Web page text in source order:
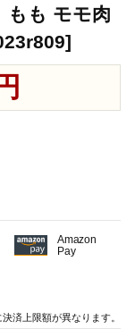
もも モモ肉
Amazon
Pay
済上限額が異なります。